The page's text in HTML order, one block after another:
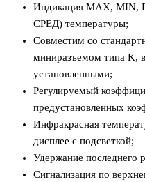
Индикация MAX,
СРЕД) температуры;
Совместим со
миниразъемом типа K,
установленными;
Регулируемый
предустановленных
Инфракрасная
дисплее с подсветкой;
Удержание последнего
Сигнализация по